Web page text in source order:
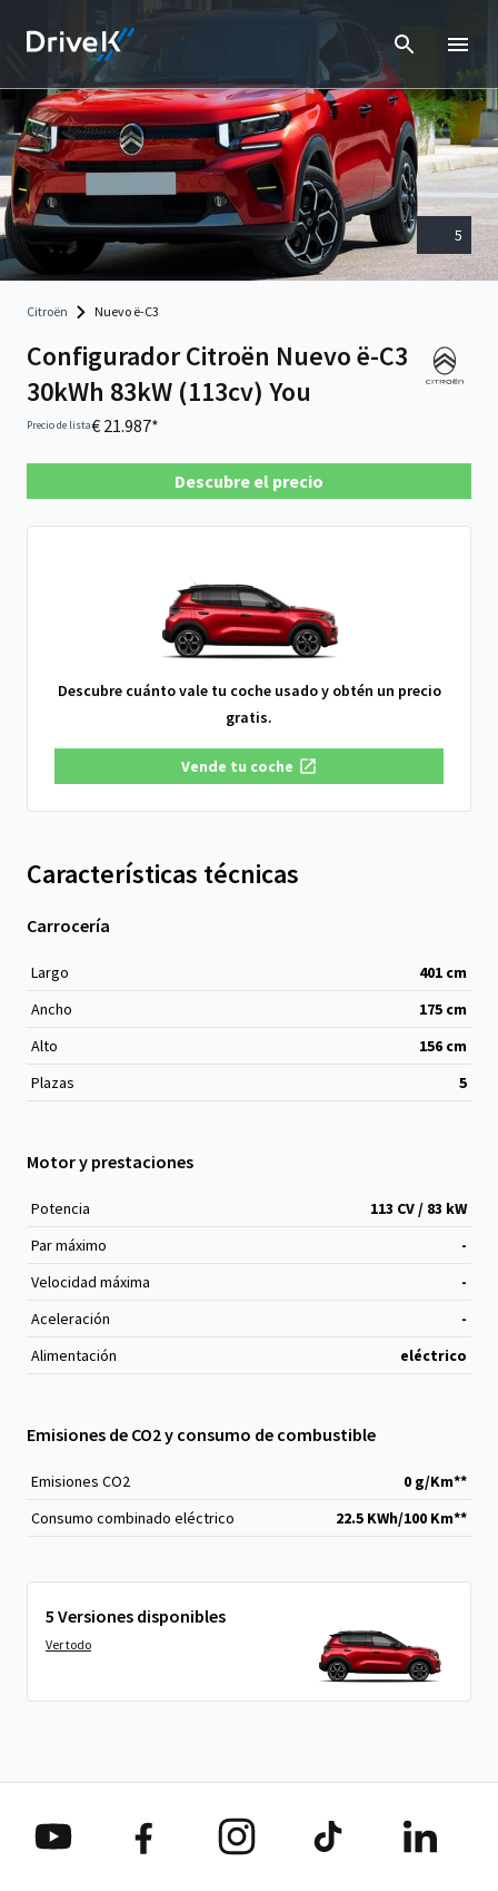
5
Citroën Nuevo ë-C3
Configurador Citroën Nuevo ë-C3
30kWh 83kW (113cv) You
Precio de lista€ 21.987*
Descubre el precio
Descubre cuánto vale tu coche usado y obtén un precio
gratis.
Vende tu coche
Características técnicas
Carrocería
Largo 401 cm
Ancho
175 cm
Alto
156 cm
Plazas
5
Motor y prestaciones
Potencia
113 CV / 83 kW
Par máximo
-
Velocidad máxima
-
Aceleración
-
Alimentación
eléctrico
Emisiones de CO2 y consumo de combustible
Emisiones CO2
0 g/Km**
Consumo combinado eléctrico
22.5 KWh/100 Km**
5 Versiones disponibles
Ver todo